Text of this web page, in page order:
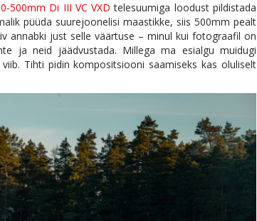
500mm Di III VC VXD telesuumiga loodust pildistada
püüda suurejoonelisi maastikke, siis 500mm pealt
annabki just selle väärtuse – minul kui fotograafil on
ja neid jäädvustada. Millega ma esialgu muidugi
Tihti pidin kompositsiooni saamiseks kas oluliselt